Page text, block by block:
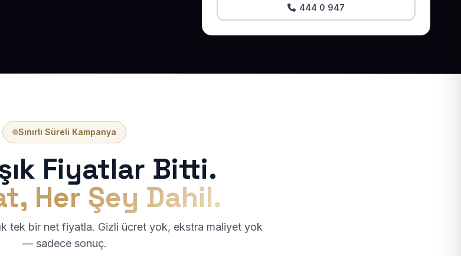
444 0 947
Sınırlı Süreli Kampanya
Fiyatlar Bitti.
Her Şey Dahil.
tek bir net fiyatla. Gizli ücret yok, ekstra maliyet yok
— sadece sonuç.